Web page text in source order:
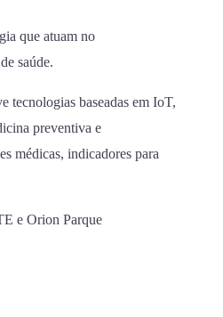
que atuam no
saúde.
tecnologias baseadas em IoT,
preventiva e
médicas, indicadores para
e Orion Parque